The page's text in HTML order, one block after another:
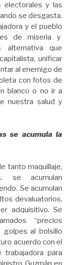
electorales y las
se desgasta.
y el pueblo
de miseria y
alternativa que
unificar
al enemigo de
con fotos de
blanco o no ir a
nuestra salud y
se acumula la
tanto maquillaje,
se acumulan
Se acumulan
devaluatorios,
adquisitivo. Se
“precios
golpes al bolsillo
acuerdo con el
para